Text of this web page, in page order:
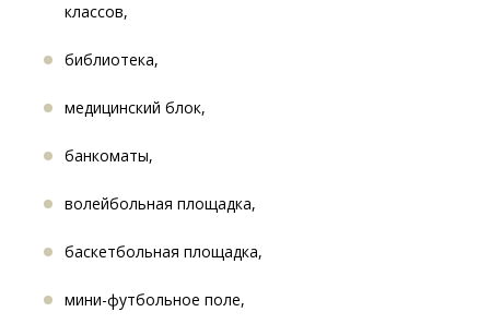
классов,
библиотека,
медицинский блок,
банкоматы,
волейбольная площадка,
баскетбольная площадка,
мини-футбольное поле,